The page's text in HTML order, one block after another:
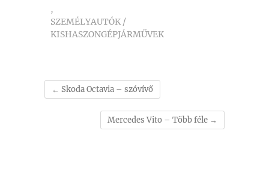
,
SZEMÉLYAUTÓK /
KISHASZONGÉPJÁRMŰVEK
← Skoda Octavia – szóvívő
Mercedes Vito – Több féle →